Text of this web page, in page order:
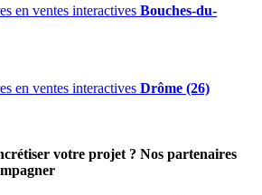
en ventes interactives Bouches-du-
en ventes interactives Drôme (26)
votre projet ? Nos partenaires